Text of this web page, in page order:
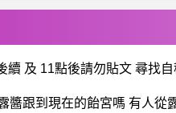
續 及 11點後請勿貼文 尋找
醬跟到現在的飴宮嗎 有人從